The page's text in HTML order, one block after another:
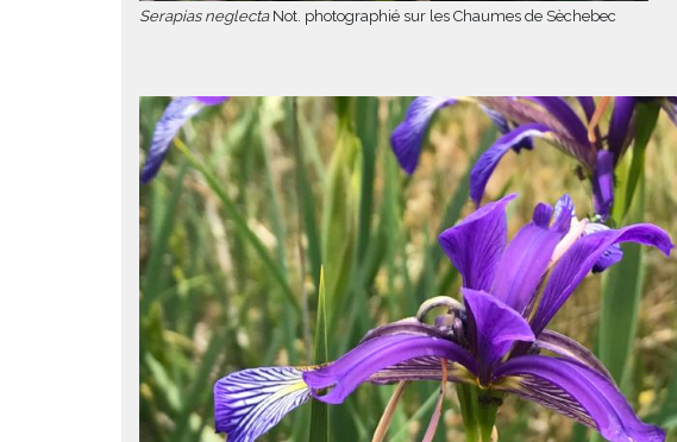
Serapias neglecta Not. photographié sur les Chaumes de Sèchebec